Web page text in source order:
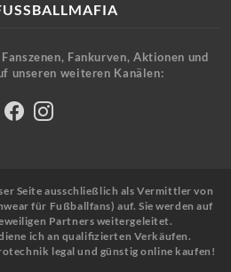
Fankurven, Aktionen und
unseren weiteren Kanälen:
Seite ausschließlich als Vermittler von
für Fußballfans) auf. Sie werden auf
Partners weitergeleitet.
ich an qualifizierten Verkäufen.
legal und günstig online kaufen!